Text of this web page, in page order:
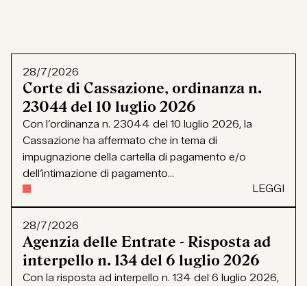
28/7/2026
Corte di Cassazione, ordinanza n.
23044 del 10 luglio 2026
Con l’ordinanza n. 23044 del 10 luglio 2026, la
Cassazione ha affermato che in tema di
impugnazione della cartella di pagamento e/o
dell’intimazione di pagamento...
LEGGI
28/7/2026
Agenzia delle Entrate - Risposta ad
interpello n. 134 del 6 luglio 2026
Con la risposta ad interpello n. 134 del 6 luglio 2026,